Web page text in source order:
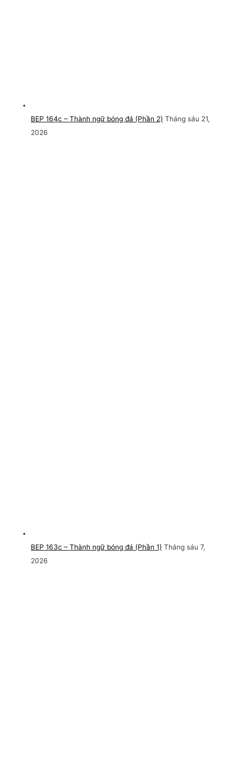
BEP 164c – Thành ngữ bóng đá (Phần 2) Tháng sáu 21,
2026
BEP 163c – Thành ngữ bóng đá (Phần 1) Tháng sáu 7,
2026